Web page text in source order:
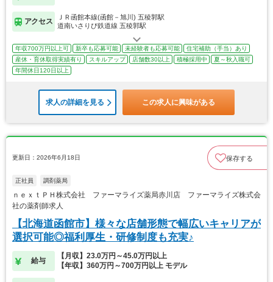
アクセス
ＪＲ函館本線(函館－旭川) 五稜郭駅
道南いさりび鉄道線 五稜郭駅
年収700万円以上可 新卒も応募可能 未経験者も応募可能
住宅補助（手当）あり
産休・育休取得実績有り
スキルアップ 店舗数30以上 積極採用中
夏～秋入職可
年間休日120日以上
求人の詳細を見る この求人に興味がある
更新日：2026年6月18日 保存する
正社員 調剤薬局
ｎｅｘｔＰＨ株式会社 ファーマライズ薬局赤川店 ファーマライズ株式会
社の薬剤師求人
【北海道函館市】様々な店舗形態で幅広いキャリアが
選択可能◎福利厚生・研修制度も充実♪
給与
【月収】23.0万円～45.0万円以上
【年収】360万円～700万円以上 モデル